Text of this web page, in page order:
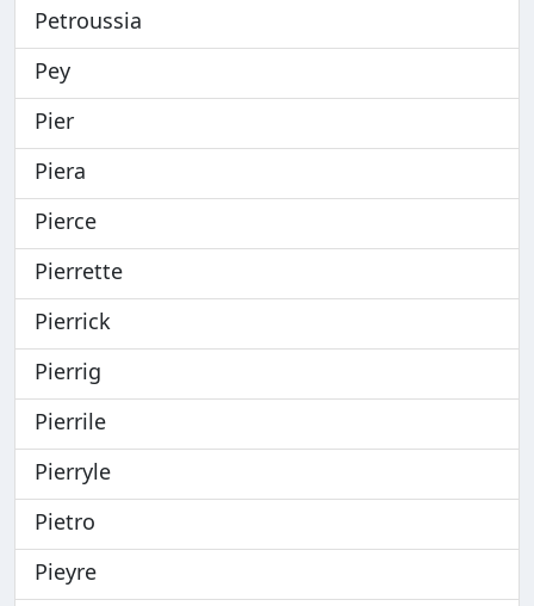
Petroussia
Pey
Pier
Piera
Pierce
Pierrette
Pierrick
Pierrig
Pierrile
Pierryle
Pietro
Pieyre